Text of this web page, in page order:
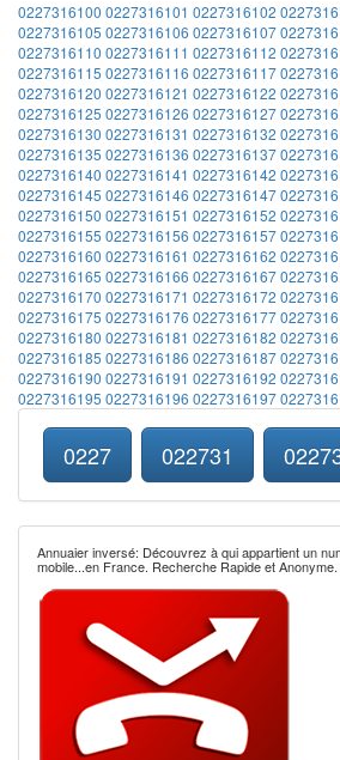
0227316100 0227316101 0227316102
0227316105 0227316106 0227316107
0227316110 0227316111 0227316112
0227316115 0227316116 0227316117
0227316120 0227316121 0227316122
0227316125 0227316126 0227316127
0227316130 0227316131 0227316132
0227316135 0227316136 0227316137
0227316140 0227316141 0227316142
0227316145 0227316146 0227316147
0227316150 0227316151 0227316152
0227316155 0227316156 0227316157
0227316160 0227316161 0227316162
0227316165 0227316166 0227316167
0227316170 0227316171 0227316172
0227316175 0227316176 0227316177
0227316180 0227316181 0227316182
0227316185 0227316186 0227316187
0227316190 0227316191 0227316192
0227316195 0227316196 0227316197
0227 022731
Annuaier inversé: Découvrez à qui appartient un
mobile...en France. Recherche Rapide et Anonyme.